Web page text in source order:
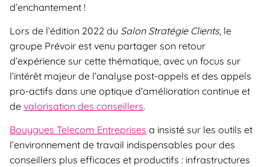
d’enchantement !
Lors de l’édition 2022 du Salon Stratégie Clients, le
groupe Prévoir est venu partager son retour
d’expérience sur cette thématique, avec un focus sur
l’intérêt majeur de l’analyse post-appels et des appels
pro-actifs dans une optique d’amélioration continue et
de valorisation des conseillers.
Bouygues Telecom Entreprises a insisté sur les outils et
l’environnement de travail indispensables pour des
conseillers plus efficaces et productifs : infrastructures